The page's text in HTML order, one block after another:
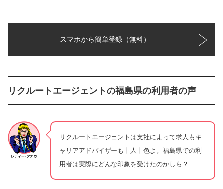
スマホから簡単登録（無料）
リクルートエージェントの福島県の利用者の声
リクルートエージェントは支社によって求人もキ
ャリアアドバイザーも十人十色よ。福島県での利
用者は実際にどんな印象を受けたのかしら？